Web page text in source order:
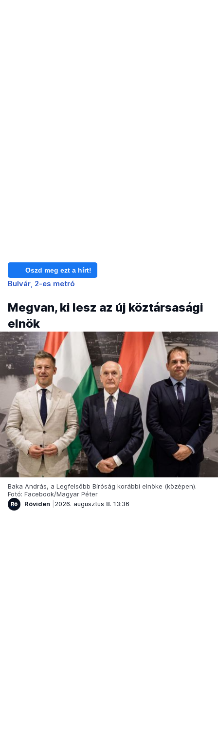
Oszd meg ezt a hírt!
Bulvár 2-es metró
Megvan, ki lesz az új köztársasági
elnök
Baka András, a Legfelsőbb Bíróság korábbi elnöke (középen).
Fotó: Facebook/Magyar Péter
Röviden
2026. augusztus 8. 13:36